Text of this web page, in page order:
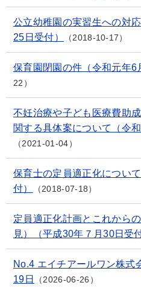
公立幼稚園の実習生への対
25日受付）
2018-10-17
保育園閉園の件（令和元年6
22
不妊治療や子ども医療費助
関する具体案について（令
2021-01-04
保育士の定員適正化につい
付）
2018-07-18
定員適正化計画とこれから
見）（平成30年７月30日受付
No.4 エイチアールワン株
19日
2026-06-26